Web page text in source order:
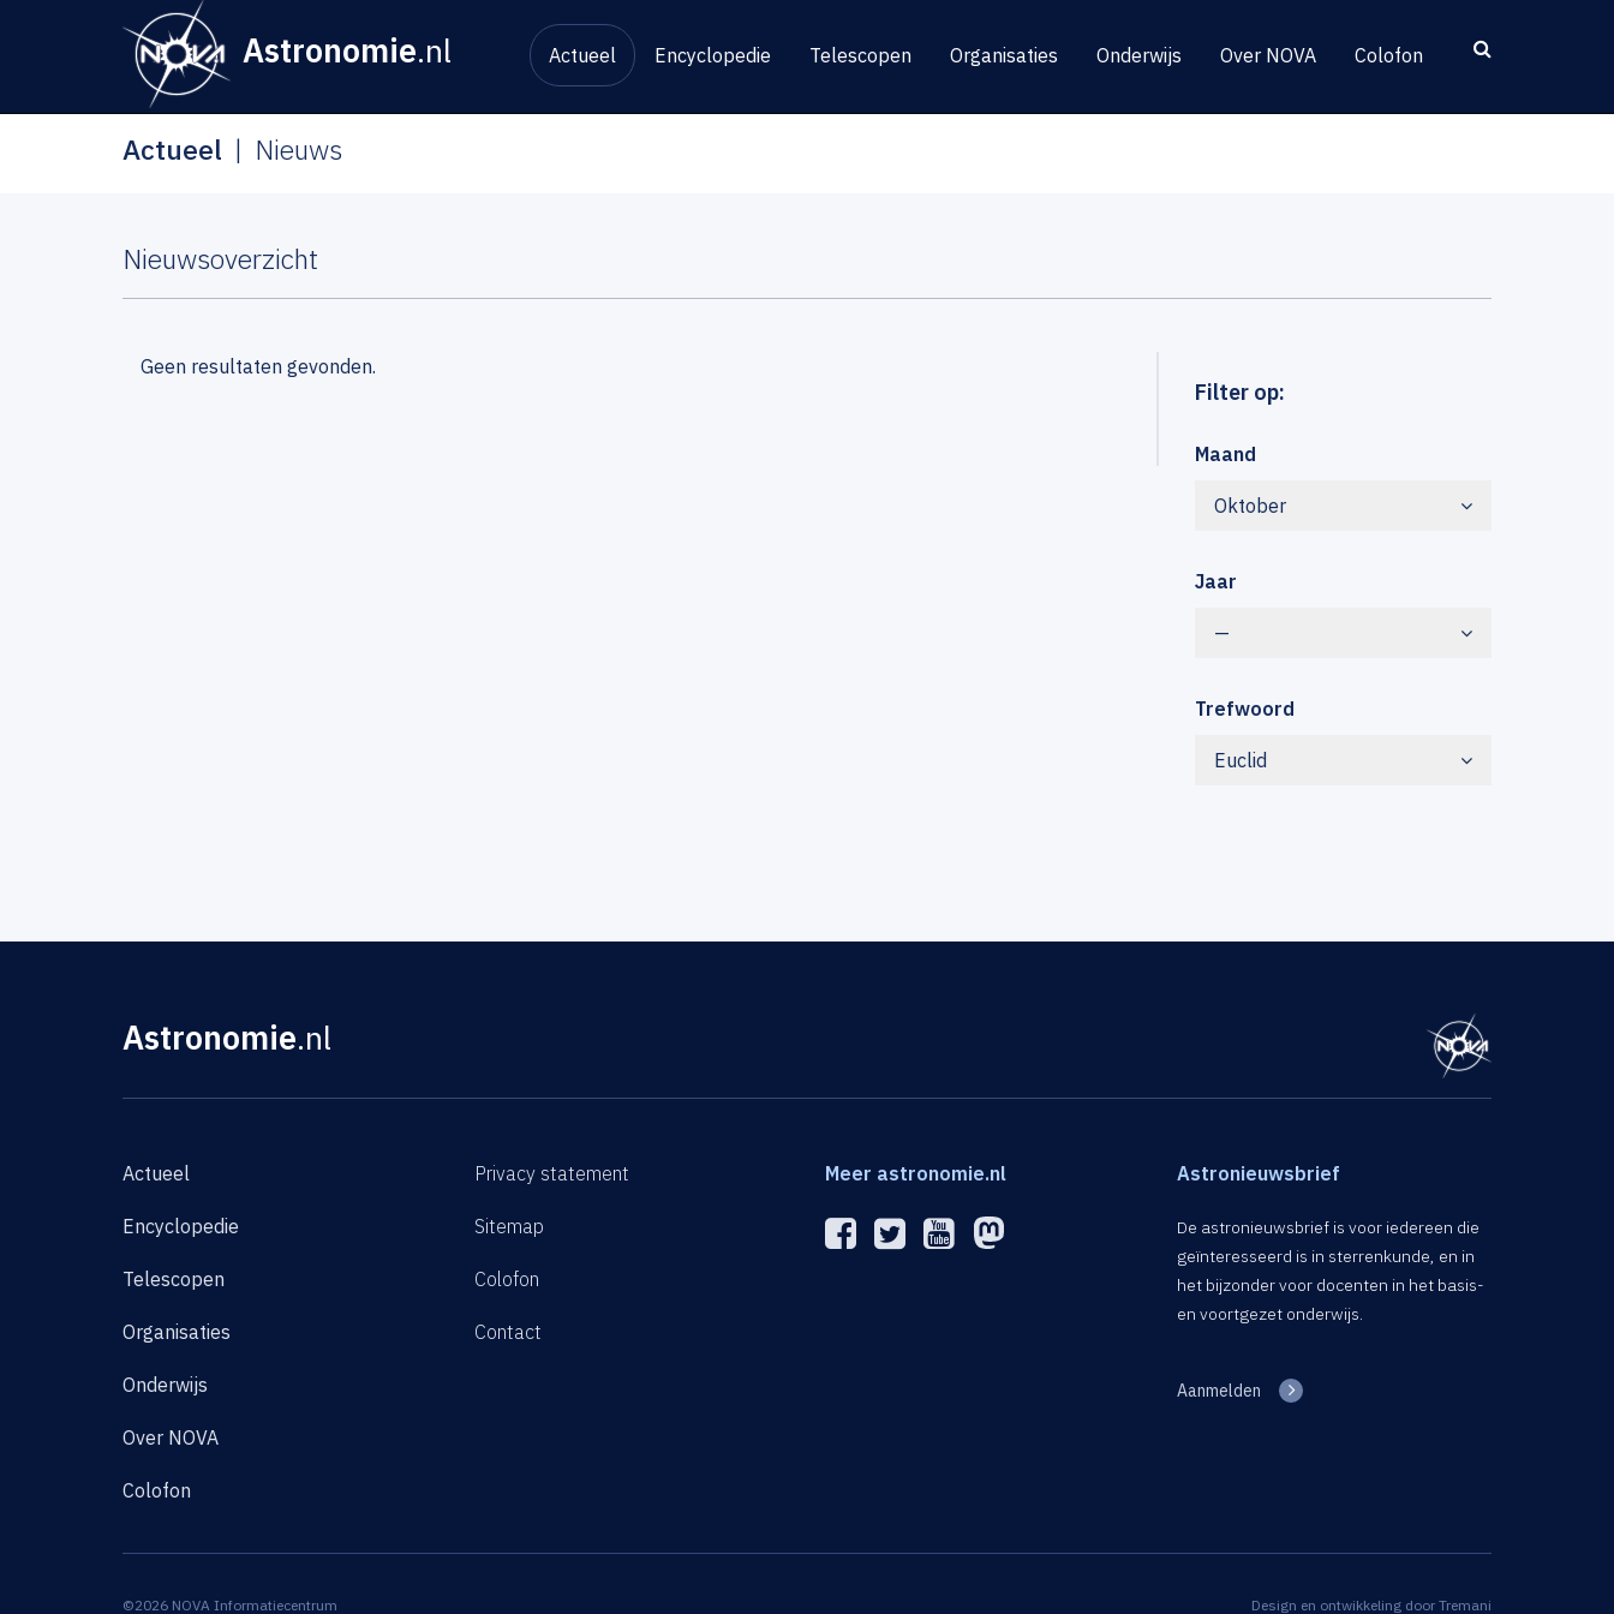
Astronomie.nl Actueel Encyclopedie Telescopen Organisaties Onderwijs Over NOVA Colofon
Actueel Nieuws
Nieuwsoverzicht
Filter op:
Maand
Oktober
Jaar
—
Trefwoord
Euclid
Geen resultaten gevonden.
Astronomie.nl
Actueel
Encyclopedie
Telescopen
Organisaties
Onderwijs
Over NOVA
Colofon
Privacy statement
Sitemap
Colofon
Contact
Meer astronomie.nl Astronieuwsbrief
De astronieuwsbrief is voor iedereen die
geïnteresseerd is in sterrenkunde, en in
het bijzonder voor docenten in het basis-
en voortgezet onderwijs.
Aanmelden
©2026 NOVA Informatiecentrum Design en ontwikkeling door Tremani